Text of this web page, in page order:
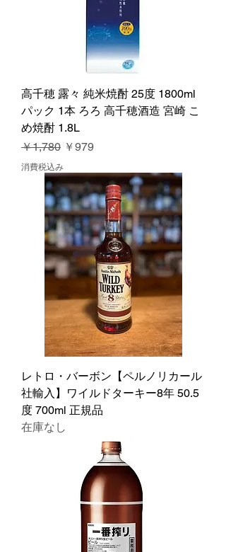
高千穂 露々 純米焼酎 25度 1800ml
パック 1本 ろろ 高千穂酒造 宮崎 こ
め焼酎 1.8L
通常価格
￥1,780 セール価格
￥979
消費税込み
レトロ・バーボン【ペルノリカール
社輸入】ワイルドターキー8年 50.5
度 700ml 正規品
在庫なし